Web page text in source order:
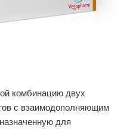
комбинацию двух
с взаимодополняющим
для